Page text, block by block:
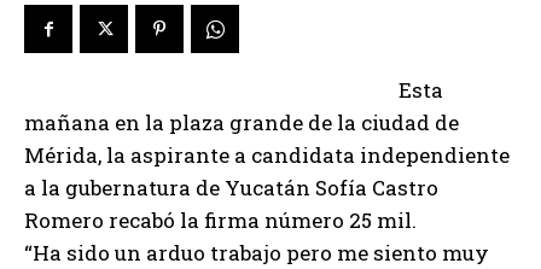
Esta
mañana en la plaza grande de la ciudad de
Mérida, la aspirante a candidata independiente
a la gubernatura de Yucatán Sofía Castro
Romero recabó la firma número 25 mil.
“Ha sido un arduo trabajo pero me siento muy